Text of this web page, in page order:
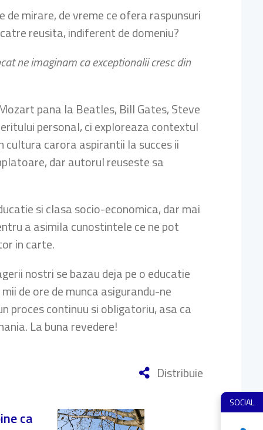
SOCIAL
de mirare, de vreme ce ofera raspunsuri
reusita, indiferent de domeniu?
ne imaginam ca exceptionalii cresc din
pana la Beatles, Bill Gates, Steve
personal, ci exploreaza contextul
carora aspirantii la succes ii
dar autorul reuseste sa
si clasa socio-economica, dar mai
a asimila cunostintele ce ne pot
in carte.
nostri se bazau deja pe o educatie
de ore de munca asigurandu-ne
proces continuu si obligatoriu, asa ca
La buna revedere!
Distribuie
ca